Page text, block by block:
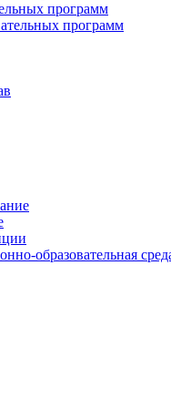
программ
программ
образовательная